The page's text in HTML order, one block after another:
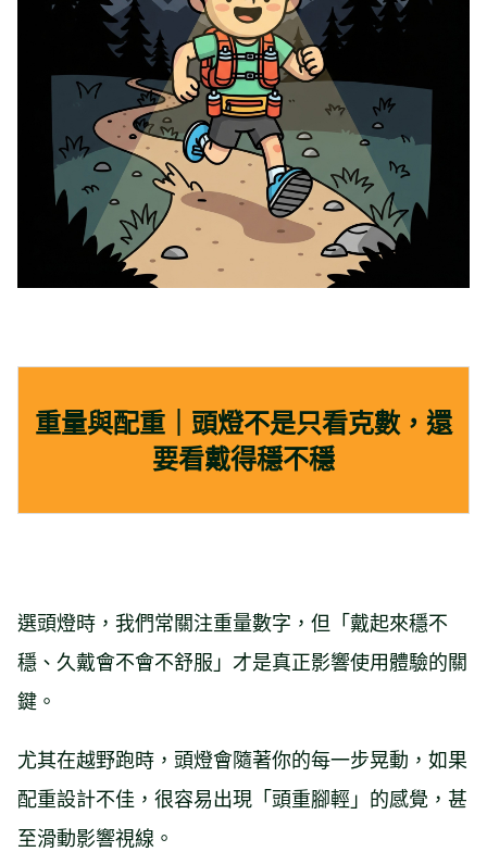
重量與配重｜頭燈不是只看克數，還
要看戴得穩不穩
選頭燈時，我們常關注重量數字，但「戴起來穩不
穩、久戴會不會不舒服」才是真正影響使用體驗的關
鍵。
尤其在越野跑時，頭燈會隨著你的每一步晃動，如果
配重設計不佳，很容易出現「頭重腳輕」的感覺，甚
至滑動影響視線。